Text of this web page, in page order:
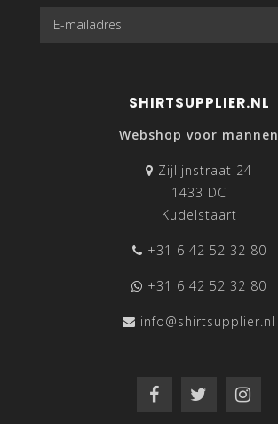
SHIRTSUPPLIER.NL
Webshop voor mannen
Zijlijnstraat 24
1433 DC
Kudelstaart
+31 6 42 52 32 80
+31 6 42 52 32 80
info@shirtsupplier.nl